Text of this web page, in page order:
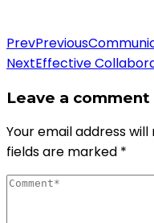
PrevPrevious
NextEffective
Leave a comment
Your email address
fields are marked *